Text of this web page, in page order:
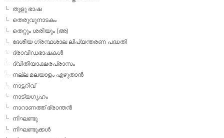
തുളു ഭാഷ
തെരുവുനാടകം
തെറ്റും ശരിയും (അ)
ദേശീയ ഗ്രന്ഥശാല ലിപ്യന്തരണ പദ്ധതി
ദ്രാവിഡഭാഷകള്‍
ദ്വിതീയാക്ഷരപ്രാസം
നല്ല മലയാളം എഴുതാന്‍
നാട്ടറിവ്
നാട്യഗൃഹം
നാറാണത്ത് ഭ്രാന്തന്‍
നിഘണ്ടു
നിഘണ്ടുക്കള്‍